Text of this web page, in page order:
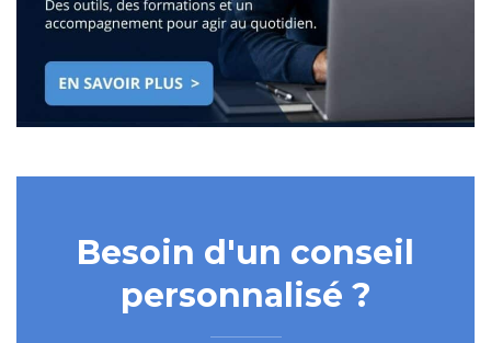
Besoin d'un conseil
personnalisé ?